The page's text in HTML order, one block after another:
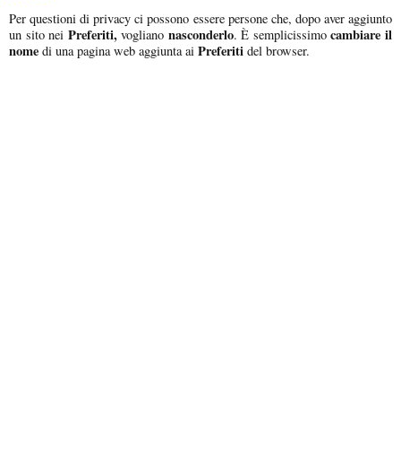
Per questioni di privacy ci possono essere persone che, dopo aver aggiunto
un sito nei Preferiti,vogliano nasconderlo. È semplicissimocambiare il
nome di una pagina web aggiunta ai Preferiti del browser.